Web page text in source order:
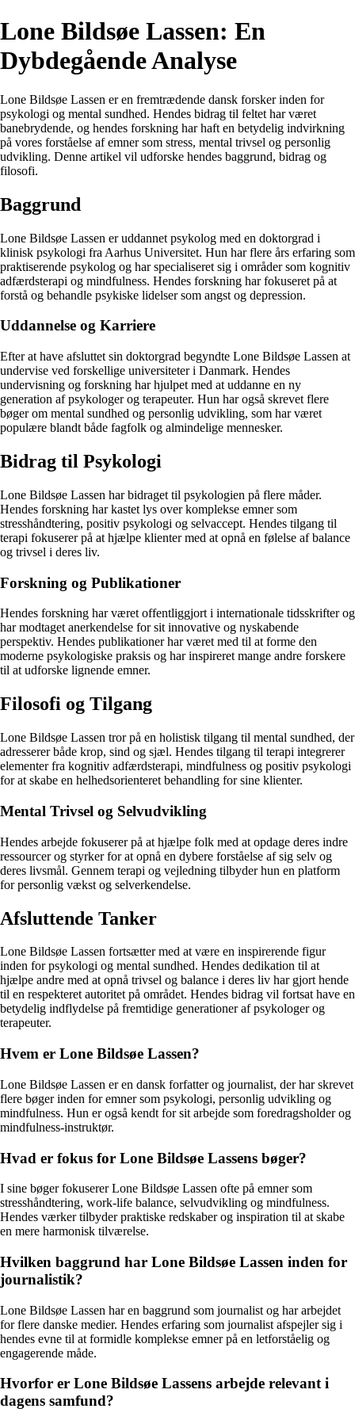
Lone Bildsøe Lassen: En
Dybdegående Analyse
Lone Bildsøe Lassen er en fremtrædende dansk forsker inden for
psykologi og mental sundhed. Hendes bidrag til feltet har været
banebrydende, og hendes forskning har haft en betydelig indvirkning
på vores forståelse af emner som stress, mental trivsel og personlig
udvikling. Denne artikel vil udforske hendes baggrund, bidrag og
filosofi.
Baggrund
Lone Bildsøe Lassen er uddannet psykolog med en doktorgrad i
klinisk psykologi fra Aarhus Universitet. Hun har flere års erfaring som
praktiserende psykolog og har specialiseret sig i områder som kognitiv
adfærdsterapi og mindfulness. Hendes forskning har fokuseret på at
forstå og behandle psykiske lidelser som angst og depression.
Uddannelse og Karriere
Efter at have afsluttet sin doktorgrad begyndte Lone Bildsøe Lassen at
undervise ved forskellige universiteter i Danmark. Hendes
undervisning og forskning har hjulpet med at uddanne en ny
generation af psykologer og terapeuter. Hun har også skrevet flere
bøger om mental sundhed og personlig udvikling, som har været
populære blandt både fagfolk og almindelige mennesker.
Bidrag til Psykologi
Lone Bildsøe Lassen har bidraget til psykologien på flere måder.
Hendes forskning har kastet lys over komplekse emner som
stresshåndtering, positiv psykologi og selvaccept. Hendes tilgang til
terapi fokuserer på at hjælpe klienter med at opnå en følelse af balance
og trivsel i deres liv.
Forskning og Publikationer
Hendes forskning har været offentliggjort i internationale tidsskrifter og
har modtaget anerkendelse for sit innovative og nyskabende
perspektiv. Hendes publikationer har været med til at forme den
moderne psykologiske praksis og har inspireret mange andre forskere
til at udforske lignende emner.
Filosofi og Tilgang
Lone Bildsøe Lassen tror på en holistisk tilgang til mental sundhed, der
adresserer både krop, sind og sjæl. Hendes tilgang til terapi integrerer
elementer fra kognitiv adfærdsterapi, mindfulness og positiv psykologi
for at skabe en helhedsorienteret behandling for sine klienter.
Mental Trivsel og Selvudvikling
Hendes arbejde fokuserer på at hjælpe folk med at opdage deres indre
ressourcer og styrker for at opnå en dybere forståelse af sig selv og
deres livsmål. Gennem terapi og vejledning tilbyder hun en platform
for personlig vækst og selverkendelse.
Afsluttende Tanker
Lone Bildsøe Lassen fortsætter med at være en inspirerende figur
inden for psykologi og mental sundhed. Hendes dedikation til at
hjælpe andre med at opnå trivsel og balance i deres liv har gjort hende
til en respekteret autoritet på området. Hendes bidrag vil fortsat have en
betydelig indflydelse på fremtidige generationer af psykologer og
terapeuter.
Hvem er Lone Bildsøe Lassen?
Lone Bildsøe Lassen er en dansk forfatter og journalist, der har skrevet
flere bøger inden for emner som psykologi, personlig udvikling og
mindfulness. Hun er også kendt for sit arbejde som foredragsholder og
mindfulness-instruktør.
Hvad er fokus for Lone Bildsøe Lassens bøger?
I sine bøger fokuserer Lone Bildsøe Lassen ofte på emner som
stresshåndtering, work-life balance, selvudvikling og mindfulness.
Hendes værker tilbyder praktiske redskaber og inspiration til at skabe
en mere harmonisk tilværelse.
Hvilken baggrund har Lone Bildsøe Lassen inden for
journalistik?
Lone Bildsøe Lassen har en baggrund som journalist og har arbejdet
for flere danske medier. Hendes erfaring som journalist afspejler sig i
hendes evne til at formidle komplekse emner på en letforståelig og
engagerende måde.
Hvorfor er Lone Bildsøe Lassens arbejde relevant i
dagens samfund?